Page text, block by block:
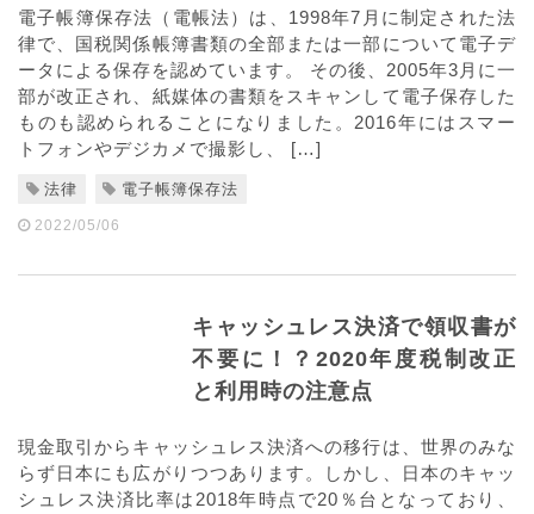
電子帳簿保存法（電帳法）は、1998年7月に制定された法
律で、国税関係帳簿書類の全部または一部について電子デ
ータによる保存を認めています。 その後、2005年3月に一
部が改正され、紙媒体の書類をスキャンして電子保存した
ものも認められることになりました。2016年にはスマー
トフォンやデジカメで撮影し、 […]
法律 電子帳簿保存法
2022/05/06
キャッシュレス決済で領収書が
不要に！？2020年度税制改正
と利用時の注意点
現金取引からキャッシュレス決済への移行は、世界のみな
らず日本にも広がりつつあります。しかし、日本のキャッ
シュレス決済比率は2018年時点で20％台となっており、